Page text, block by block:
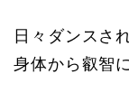
日々ダンスさ
身体から叡智